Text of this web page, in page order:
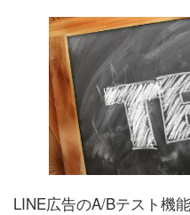
LINE広告のA/Bテスト機